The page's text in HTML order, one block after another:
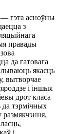
гэта асноўны
з
правады
да гатовага
якасць
вытворчае
і іншыя
дрот класа
да тэрмічных
і